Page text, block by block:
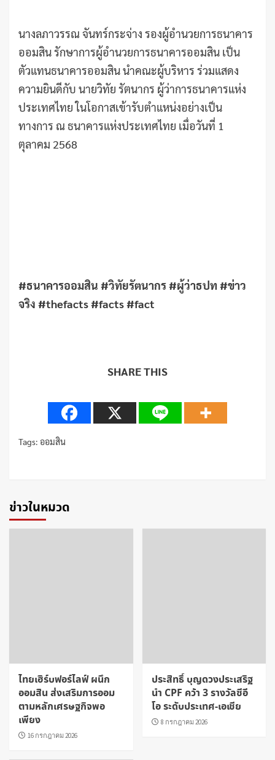
นางลภาวรรณ จันทร์กระจ่าง รองผู้อำนวยการธนาคาร
ออมสิน รักษาการผู้อำนวยการธนาคารออมสิน เป็น
ตัวแทนธนาคารออมสิน นำคณะผู้บริหาร ร่วมแสดง
ความยินดีกับ นายวิทัย รัตนากร ผู้ว่าการธนาคารแห่ง
ประเทศไทย ในโอกาสเข้ารับตำแหน่งอย่างเป็น
ทางการ ณ ธนาคารแห่งประเทศไทย เมื่อวันที่ 1
ตุลาคม 2568
#ธนาคารออมสิน #วิทัยรัตนากร #ผู้ว่าธปท #ข่าว
จริง #thefacts #facts #fact
SHARE THIS
Tags: ออมสิน
Reading
ข่าวในหมวด
ไทยเฮิร์บฟอร์ไลฟ์ ผนึก
ออมสิน ส่งเสริมการออม
ตามหลักเศรษฐกิจพอ
เพียง
16 กรกฎาคม 2026
ประสิทธิ์ บุญดวงประเสริฐ
นำ CPF คว้า 3 รางวัลซีอี
โอ ระดับประเทศ-เอเชีย
8 กรกฎาคม 2026